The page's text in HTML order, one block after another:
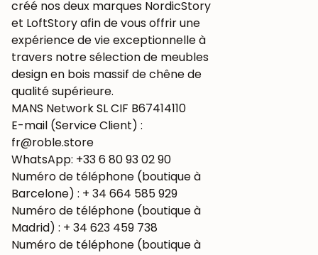
créé nos deux marques NordicStory
et LoftStory afin de vous offrir une
expérience de vie exceptionnelle à
travers notre sélection de meubles
design en bois massif de chêne de
qualité supérieure.
MANS Network SL CIF B67414110
E-mail (Service Client) :
fr@roble.store
WhatsApp: +33 6 80 93 02 90
Numéro de téléphone (boutique à
Barcelone) : + 34 664 585 929
Numéro de téléphone (boutique à
Madrid) : + 34 623 459 738
Numéro de téléphone (boutique à